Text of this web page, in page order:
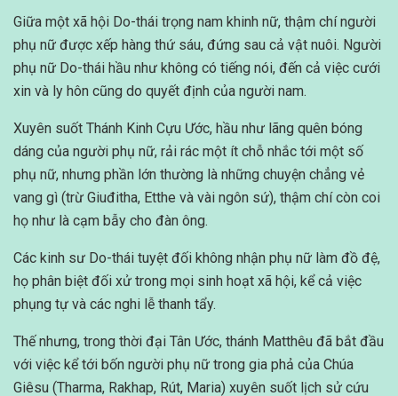
Giữa một xã hội Do-thái trọng nam khinh nữ, thậm chí người
phụ nữ được xếp hàng thứ sáu, đứng sau cả vật nuôi. Người
phụ nữ Do-thái hầu như không có tiếng nói, đến cả việc cưới
xin và ly hôn cũng do quyết định của người nam.
Xuyên suốt Thánh Kinh Cựu Ước, hầu như lãng quên bóng
dáng của người phụ nữ, rải rác một ít chỗ nhắc tới một số
phụ nữ, nhưng phần lớn thường là những chuyện chẳng vẻ
vang gì (trừ Giuđitha, Etthe và vài ngôn sứ), thậm chí còn coi
họ như là cạm bẫy cho đàn ông.
Các kinh sư Do-thái tuyệt đối không nhận phụ nữ làm đồ đệ,
họ phân biệt đối xử trong mọi sinh hoạt xã hội, kể cả việc
phụng tự và các nghi lễ thanh tẩy.
Thế nhưng, trong thời đại Tân Ước, thánh Matthêu đã bắt đầu
với việc kể tới bốn người phụ nữ trong gia phả của Chúa
Giêsu (Tharma, Rakhap, Rút, Maria) xuyên suốt lịch sử cứu